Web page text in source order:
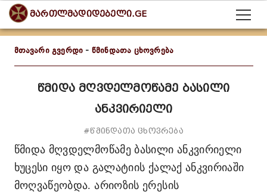
მართლმადიდებელი.GE
მთავარი გვერდი - წმინდათა ცხოვრება
წმიდა მღვდელმოწამე ბასილი
ანკვირიელი
#წმინდათა ცხოვრება
წმიდა მღვდელმოწამე ბასილი ანკვირიელი
ხუცესი იყო და გალატიის ქალაქ ანკვირიაში
მოღვაწეობდა. არიოზის ერესის